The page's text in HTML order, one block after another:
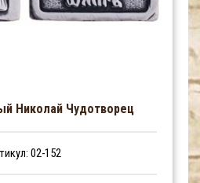
Николай Чудотворец
02-152